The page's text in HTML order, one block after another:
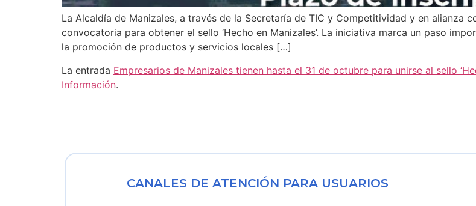
La Alcaldía de Manizales, a través de la Secretaría de TIC y Competitividad y en alianza
convocatoria para obtener el sello ‘Hecho en Manizales’. La iniciativa marca un paso
la promoción de productos y servicios locales […]
La entrada Empresarios de Manizales tienen hasta el 31 de octubre para unirse al sello
Información.
CANALES DE ATENCIÓN PARA USUARIOS